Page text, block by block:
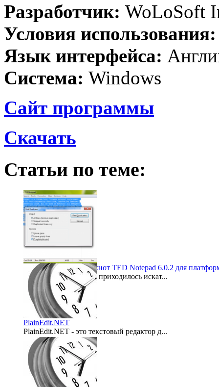
Разработчик: WoLoSoft
Условия
Язык интерфейса:
Система: Windows
Сайт программы
Скачать
Статьи по теме:
Альтернативный блокнот TED Notepad 6.0.2 для
Скорее всего, многим приходилось искат...
2012-05-30
PlainEdit.NET
PlainEdit.NET - это текстовый редактор д...
2010-03-28